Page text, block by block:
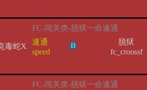
毒蛇X
FC-闯关类-脱狱一命速通
速通
speed
脱狱
fc_croossf
FC-闯关类-脱狱一命速通